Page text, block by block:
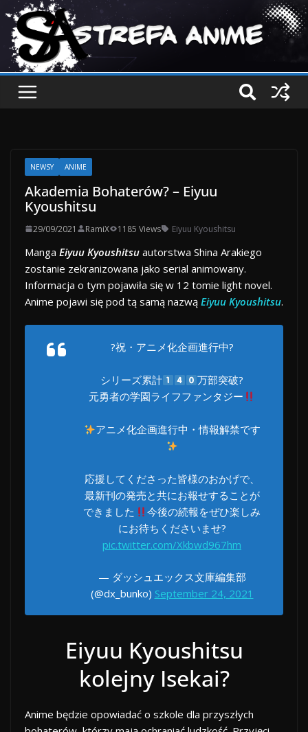
NEWSY ANIME
Akademia Bohaterów? – Eiyuu
Kyoushitsu
29/09/2021 RamiX 1185 Views Eiyuu Kyoushitsu
Manga Eiyuu Kyoushitsu autorstwa Shina Arakiego
zostanie zekranizowana jako serial animowany.
Informacja o tym pojawiła się w 12 tomie light novel.
Anime pojawi się pod tą samą nazwą Eiyuu Kyoushitsu.
?祝・アニメ化企画進行中?
シリーズ累計
万部突破?
元勇者の学園ライフファンタジー
アニメ化企画進行中・情報解禁です
応援してくださった皆様のおかげで、
最新刊の発売と共にお報せすることが
できました
今後の続報をぜひ楽しみ
にお待ちくださいませ?
pic.twitter.com/Xkbwd967hm
— ダッシュエックス文庫編集部
(@dx_bunko) September 24, 2021
Eiyuu Kyoushitsu
kolejny Isekai?
Anime będzie opowiadać o szkole dla przyszłych